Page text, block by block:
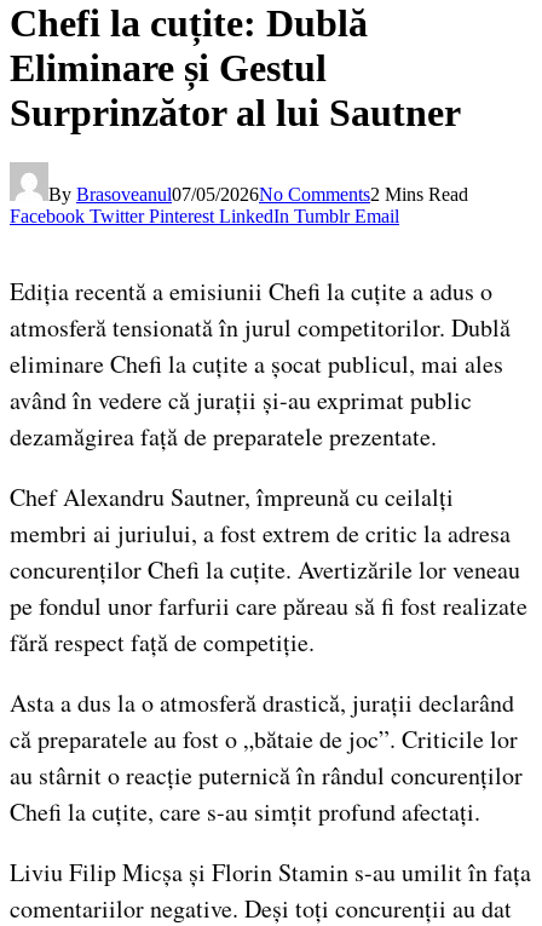
Chefi la cuțite: Dublă
Eliminare și Gestul
Surprinzător al lui Sautner
By Brasoveanul07/05/2026No Comments2 Mins Read
Facebook Twitter Pinterest LinkedIn Tumblr Email
Ediția recentă a emisiunii Chefi la cuțite a adus o
atmosferă tensionată în jurul competitorilor. Dublă
eliminare Chefi la cuțite a șocat publicul, mai ales
având în vedere că jurații și-au exprimat public
dezamăgirea față de preparatele prezentate.
Chef Alexandru Sautner, împreună cu ceilalți
membri ai juriului, a fost extrem de critic la adresa
concurenților Chefi la cuțite. Avertizările lor veneau
pe fondul unor farfurii care păreau să fi fost realizate
fără respect față de competiție.
Asta a dus la o atmosferă drastică, jurații declarând
că preparatele au fost o „bătaie de joc”. Criticile lor
au stârnit o reacție puternică în rândul concurenților
Chefi la cuțite, care s-au simțit profund afectați.
Liviu Filip Micșa și Florin Stamin s-au umilit în fața
comentariilor negative. Deși toți concurenții au dat